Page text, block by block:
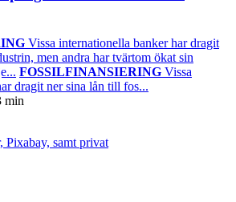
Vissa internationella banker har dragit
men andra har tvärtom ökat sin
FOSSILFINANSIERING Vissa
dragit ner sina lån till fos...
min
Pixabay, samt privat